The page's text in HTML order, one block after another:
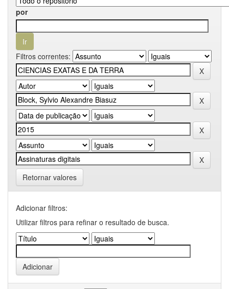
por
Filtros correntes:
Retornar valores
Adicionar filtros:
Utilizar filtros para refinar o resultado de busca.